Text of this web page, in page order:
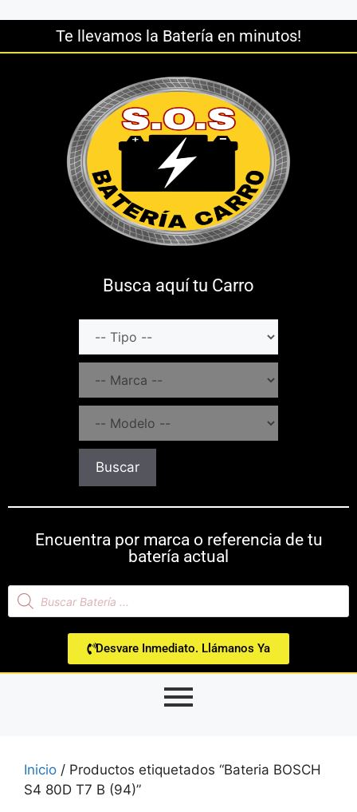
Te llevamos la Batería en minutos!
Busca aquí tu Carro
Buscar
Encuentra por marca o referencia de tu
batería actual
Desvare Inmediato. Llámanos Ya
Inicio / Productos etiquetados “Bateria BOSCH
S4 80D T7 B (94)”